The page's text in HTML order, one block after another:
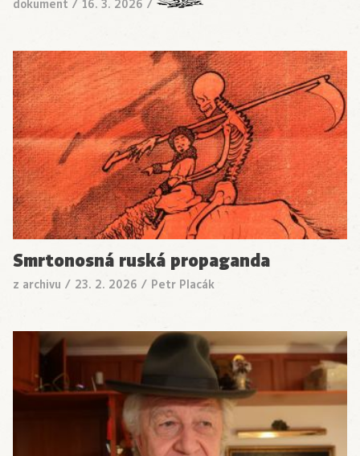
dokument / 16. 3. 2026 /
Smrtonosná ruská propaganda
z archivu / 23. 2. 2026 / Petr Placák